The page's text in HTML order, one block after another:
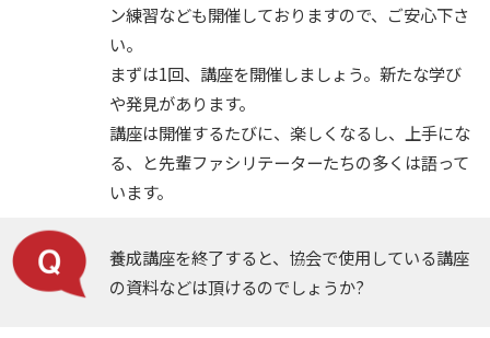
ン練習なども開催しておりますので、ご安心下さ
い。
まずは1回、講座を開催しましょう。新たな学び
や発見があります。
講座は開催するたびに、楽しくなるし、上手にな
る、と先輩ファシリテーターたちの多くは語って
います。
養成講座を終了すると、協会で使用している講座
の資料などは頂けるのでしょうか?